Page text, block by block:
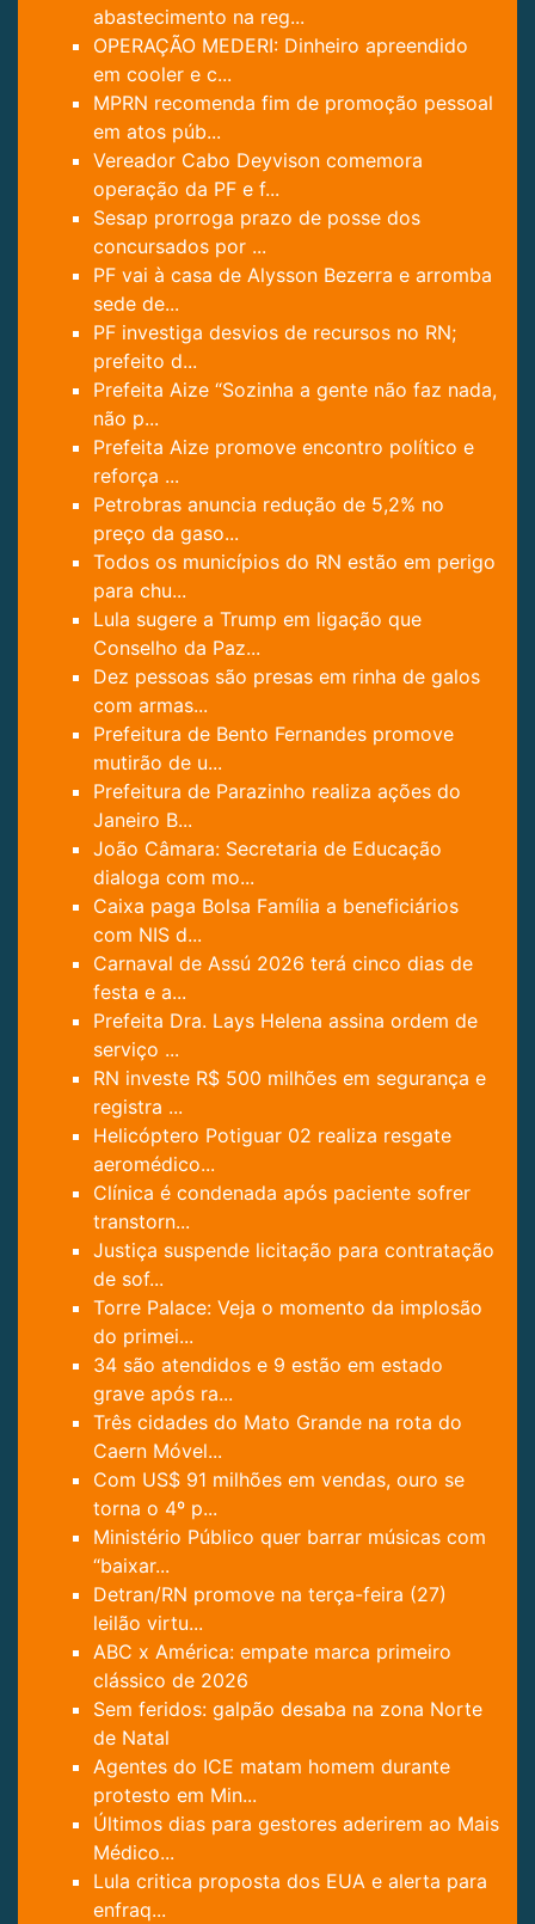
abastecimento na reg...
OPERAÇÃO MEDERI: Dinheiro apreendido
em cooler e c...
MPRN recomenda fim de promoção pessoal
em atos púb...
Vereador Cabo Deyvison comemora
operação da PF e f...
Sesap prorroga prazo de posse dos
concursados por ...
PF vai à casa de Alysson Bezerra e arromba
sede de...
PF investiga desvios de recursos no RN;
prefeito d...
Prefeita Aize “Sozinha a gente não faz nada,
não p...
Prefeita Aize promove encontro político e
reforça ...
Petrobras anuncia redução de 5,2% no
preço da gaso...
Todos os municípios do RN estão em perigo
para chu...
Lula sugere a Trump em ligação que
Conselho da Paz...
Dez pessoas são presas em rinha de galos
com armas...
Prefeitura de Bento Fernandes promove
mutirão de u...
Prefeitura de Parazinho realiza ações do
Janeiro B...
João Câmara: Secretaria de Educação
dialoga com mo...
Caixa paga Bolsa Família a beneficiários
com NIS d...
Carnaval de Assú 2026 terá cinco dias de
festa e a...
Prefeita Dra. Lays Helena assina ordem de
serviço ...
RN investe R$ 500 milhões em segurança e
registra ...
Helicóptero Potiguar 02 realiza resgate
aeromédico...
Clínica é condenada após paciente sofrer
transtorn...
Justiça suspende licitação para contratação
de sof...
Torre Palace: Veja o momento da implosão
do primei...
34 são atendidos e 9 estão em estado
grave após ra...
Três cidades do Mato Grande na rota do
Caern Móvel...
Com US$ 91 milhões em vendas, ouro se
torna o 4º p...
Ministério Público quer barrar músicas com
“baixar...
Detran/RN promove na terça-feira (27)
leilão virtu...
ABC x América: empate marca primeiro
clássico de 2026
Sem feridos: galpão desaba na zona Norte
de Natal
Agentes do ICE matam homem durante
protesto em Min...
Últimos dias para gestores aderirem ao Mais
Médico...
Lula critica proposta dos EUA e alerta para
enfraq...